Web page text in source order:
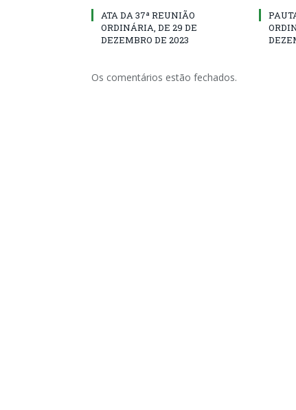
ATA DA 37ª REUNIÃO
ORDINÁRIA, DE 29 DE
DEZEMBRO DE 2023
Os comentários estão fechados.